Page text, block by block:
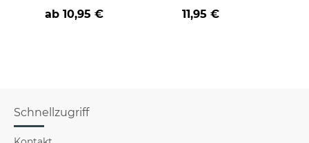
an
ab 10,95 €
Farbvarianten
11,95 €
Schnellzugriff